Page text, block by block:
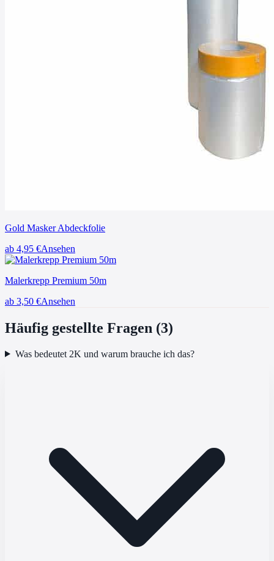
Gold Masker Abdeckfolie
ab 4,95 €Ansehen
Malerkrepp Premium 50m
ab 3,50 €Ansehen
Häufig gestellte Fragen (3)
Was bedeutet 2K und warum brauche ich das?